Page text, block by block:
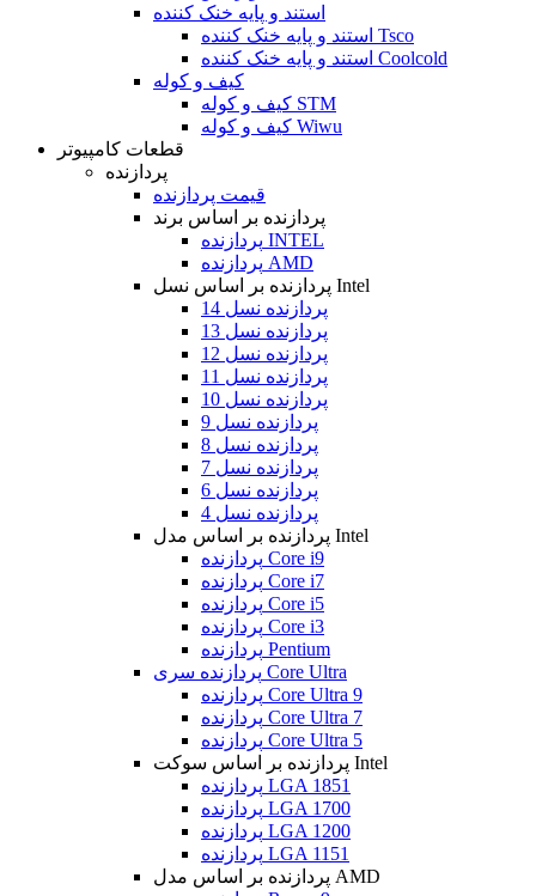
استند و پایه خنک کننده
استند و پایه خنک کننده Tsco
استند و پایه خنک کننده Coolcold
کیف و کوله
کیف و کوله STM
کیف و کوله Wiwu
قطعات کامپیوتر
پردازنده
قیمت پردازنده
پردازنده بر اساس برند
پردازنده INTEL
پردازنده AMD
پردازنده بر اساس نسل Intel
پردازنده نسل 14
پردازنده نسل 13
پردازنده نسل 12
پردازنده نسل 11
پردازنده نسل 10
پردازنده نسل 9
پردازنده نسل 8
پردازنده نسل 7
پردازنده نسل 6
پردازنده نسل 4
پردازنده بر اساس مدل Intel
پردازنده Core i9
پردازنده Core i7
پردازنده Core i5
پردازنده Core i3
پردازنده Pentium
پردازنده سری Core Ultra
پردازنده Core Ultra 9
پردازنده Core Ultra 7
پردازنده Core Ultra 5
پردازنده بر اساس سوکت Intel
پردازنده LGA 1851
پردازنده LGA 1700
پردازنده LGA 1200
پردازنده LGA 1151
پردازنده بر اساس مدل AMD